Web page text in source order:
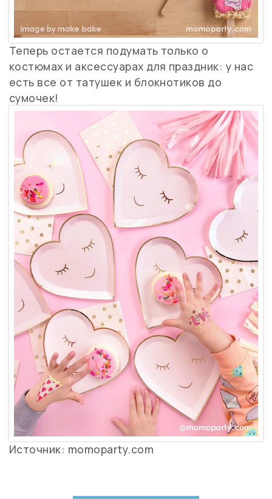
Теперь остается подумать только о
костюмах и аксессуарах для праздник: у нас
есть все от татушек и блокнотиков до
сумочек!
Источник: momoparty.com